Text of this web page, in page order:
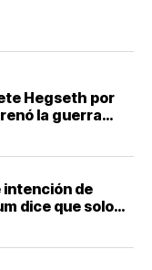
Hegseth por
la guerra
intención de
dice que solo